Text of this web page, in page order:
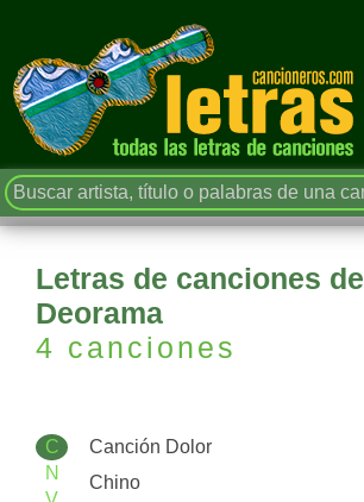
Letras de canciones de
Deorama
4 canciones
C
N
Canción Dolor
Chino